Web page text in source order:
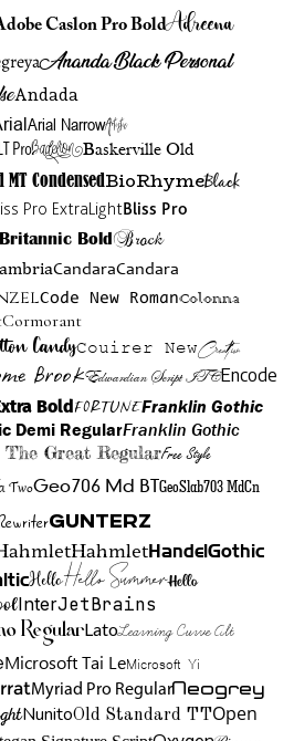
Caslon Pro BoldAdreena
Ananda Black Personal
Andada
Arial NarrowArtistic
ProBadelionBaskerville Old
CondensedBioRhymeBlack
Pro ExtraLightBliss Pro
Britannic Bold Brock
CandaraCandara
Code New RomanColonna
Cormorant
CandyCouirer NewCreattion
BrookEdwardian Script ITCEncode
BoldFortuneFranklin Gothic
Demi RegularFranklin Gothic
Great RegularFree Style
TwoGeo706 Md BTGeoSlab703 MdCn
Gunterz
HahmletHandelGothic
HelloHello SummerHello
InterJetBrains
RegularLatoLearning Curve Alt
Microsoft Tai LeMicrosoft Yi
Myriad Pro RegularNeogrey
NunitoOld Standard TTOpen